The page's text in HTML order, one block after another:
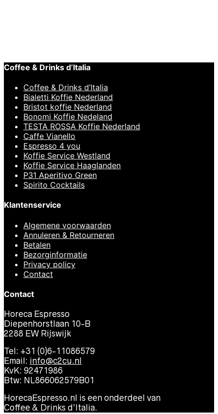
Coffee & Drinks d’Italia
Coffee & Drinks d’Italia
Bialetti Koffie Nederland
Bristot koffie Nederland
Bonomi Koffie Nedeland
TESTA ROSSA Koffie Nederland
Caffe Vianello
Espresso 4 you
Koffie Service Westland
Koffie Service Haaglanden
P31 Aperitivo Green
Spirito Cocktails
Klantenservice
Algemene voorwaarden
Annuleren & Retourneren
Betalen
Bezorginformatie
Privacy policy
Contact
Contact
Horeca Espresso
Diepenhorstlaan 10-B
2288 EW Rijswijk
Tel: +31 (0)6-11086579
Email: info@c2cu.nl
KvK: 92471986
Btw: NL866062579B01
HorecaEspresso.nl is een onderdeel van
Coffee & Drinks d’Italia.